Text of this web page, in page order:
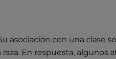
asociación con una clase
En respuesta, algunos